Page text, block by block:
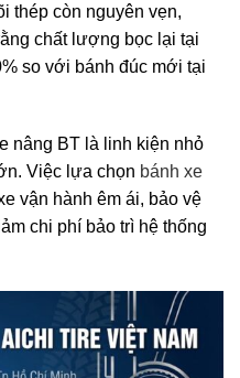
thép còn nguyên vẹn,
chất lượng bọc lại tại
so với bánh đúc mới tại
nâng BT là linh kiện nhỏ
Việc lựa chọn bánh xe
vận hành êm ái, bảo vệ
chi phí bảo trì hệ thống